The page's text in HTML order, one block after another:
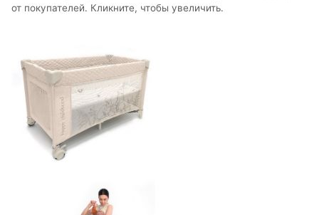
от покупателей. Кликните, чтобы увеличить.